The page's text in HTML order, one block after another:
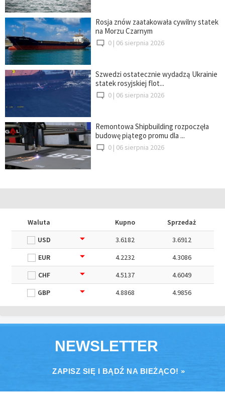
Rosja znów zaatakowała cywilny statek
na Morzu Czarnym
0 | 06 sierpnia 2026
Szwedzi ostatecznie wydadzą Ukrainie
statek rosyjskiej flot...
0 | 06 sierpnia 2026
Remontowa Shipbuilding rozpoczęła
budowę piątego promu dla ...
0 | 06 sierpnia 2026
Waluta Kupno
Sprzedaż
USD
3.6182
3.6912
EUR
4.2232
4.3086
CHF
4.5137
4.6049
GBP
4.8868 4.9856
NEWSLETTER
ZAPISZ SIĘ I BĄDŹ NA BIEŻĄCO! »